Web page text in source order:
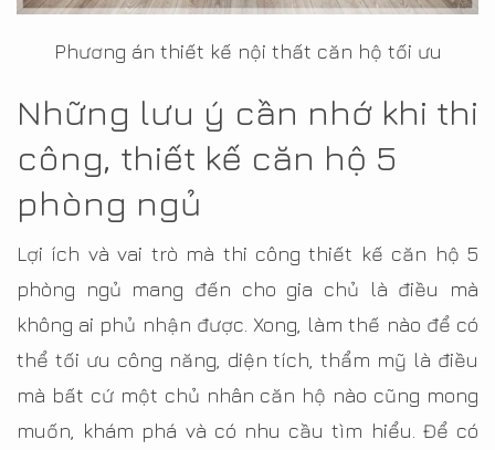
Phương án thiết kế nội thất căn hộ tối ưu
Những lưu ý cần nhớ khi thi
công, thiết kế căn hộ 5
phòng ngủ
Lợi ích và vai trò mà thi công thiết kế căn hộ 5
phòng ngủ mang đến cho gia chủ là điều mà
không ai phủ nhận được. Xong, làm thế nào để có
thể tối ưu công năng, diện tích, thẩm mỹ là điều
mà bất cứ một chủ nhân căn hộ nào cũng mong
muốn, khám phá và có nhu cầu tìm hiểu. Để có